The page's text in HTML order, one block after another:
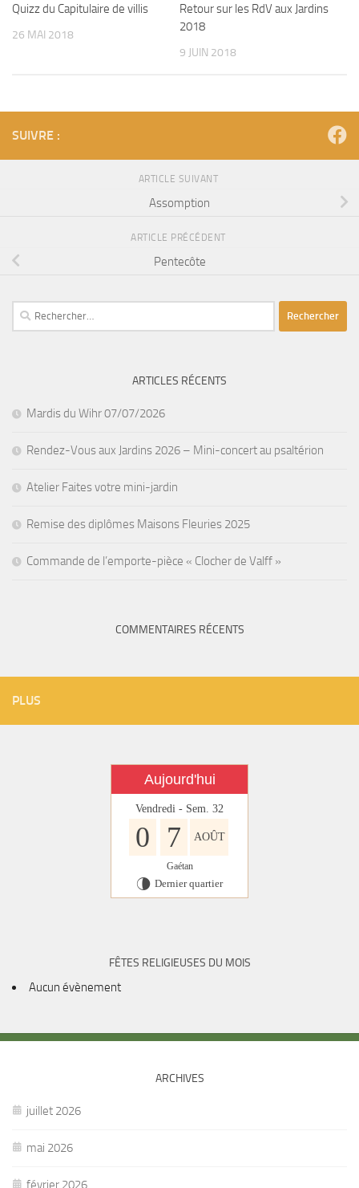
Quizz du Capitulaire de villis
26 MAI 2018
Retour sur les RdV aux Jardins
2018
9 JUIN 2018
SUIVRE :
ARTICLE SUIVANT
Assomption
ARTICLE PRÉCÉDENT
Pentecôte
Rechercher :
ARTICLES RÉCENTS
Mardis du Wihr 07/07/2026
Rendez-Vous aux Jardins 2026 – Mini-concert au psaltérion
Atelier Faites votre mini-jardin
Remise des diplômes Maisons Fleuries 2025
Commande de l’emporte-pièce « Clocher de Valff »
COMMENTAIRES RÉCENTS
PLUS
Aujourd'hui
Vendredi - Sem. 32
0 7 AOÛT
Gaétan
U Dernier quartier
FÊTES RELIGIEUSES DU MOIS
Aucun évènement
ARCHIVES
juillet 2026
mai 2026
février 2026